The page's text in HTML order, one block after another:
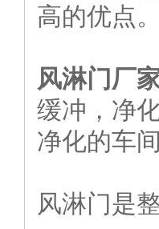
高的优点
风淋门厂
缓冲，净
净化的车
风淋门是